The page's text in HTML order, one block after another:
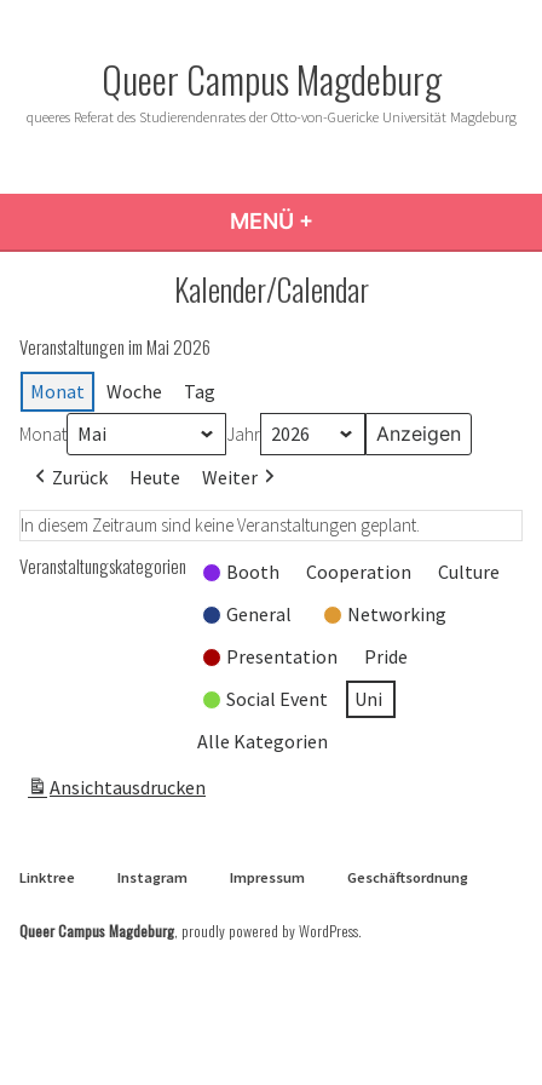
Queer Campus Magdeburg
queeres Referat des Studierendenrates der Otto-von-Guericke Universität Magdeburg
MENÜ +
Kalender/Calendar
Veranstaltungen im Mai 2026
Monat Woche Tag
Monat Jahr
Zurück Heute Weiter
In diesem Zeitraum sind keine Veranstaltungen geplant.
Veranstaltungskategorien Booth Cooperation
Culture
General
Networking
Presentation
Pride
Social Event
Uni
Alle Kategorien
Ansichtausdrucken
Linktree Instagram Impressum Geschäftsordnung
Queer Campus Magdeburg, proudly powered by WordPress.